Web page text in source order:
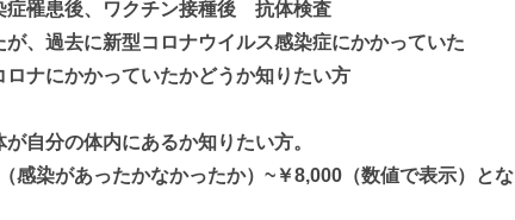
症罹患後、ワクチン接種後 抗体検査
過去に新型コロナウイルス感染症にかかっていた
にかかっていたかどうか知りたい方
分の体内にあるか知りたい方。
染があったかなかったか）~￥8,000（数値で表示）とな